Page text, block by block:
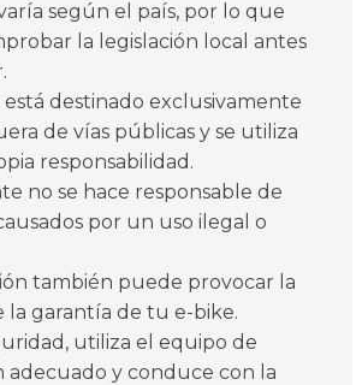
según el país, por lo que
la legislación local antes
destinado exclusivamente
de vías públicas y se utiliza
responsabilidad.
no se hace responsable de
por un uso ilegal o
también puede provocar la
la garantía de tu e-bike.
utiliza el equipo de
adecuado y conduce con la